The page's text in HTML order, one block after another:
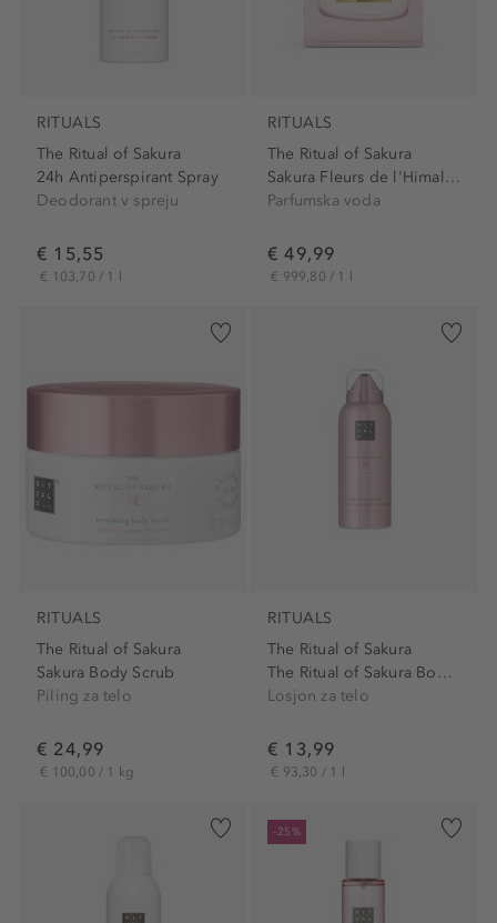
RITUALS
The Ritual of Sakura
24h Antiperspirant Spray
Deodorant v spreju
€ 15,55
€ 103,70 / 1 l
RITUALS
The Ritual of Sakura
Sakura Fleurs de l'Himalaya...
Parfumska voda
€ 49,99
€ 999,80 / 1 l
RITUALS
The Ritual of Sakura
Sakura Body Scrub
Piling za telo
€ 24,99
€ 100,00 / 1 kg
RITUALS
The Ritual of Sakura
The Ritual of Sakura Body...
Losjon za telo
€ 13,99
€ 93,30 / 1 l
-25%